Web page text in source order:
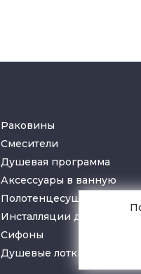
Раковины
Смесители
Душевая программа
Аксессуары в ванную
Полотенцесушители
Инсталляции для санузлов
Cифоны
Душевые лотки